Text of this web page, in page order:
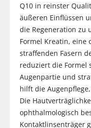
Q10 in reinster
äußeren Einflüssen
die Regeneration zu
Formel Kreatin, eine
straffenden Fasern
reduziert die Formel
Augenpartie und
hilft die
Die
ophthalmologisch
Kontaktlinsenträger